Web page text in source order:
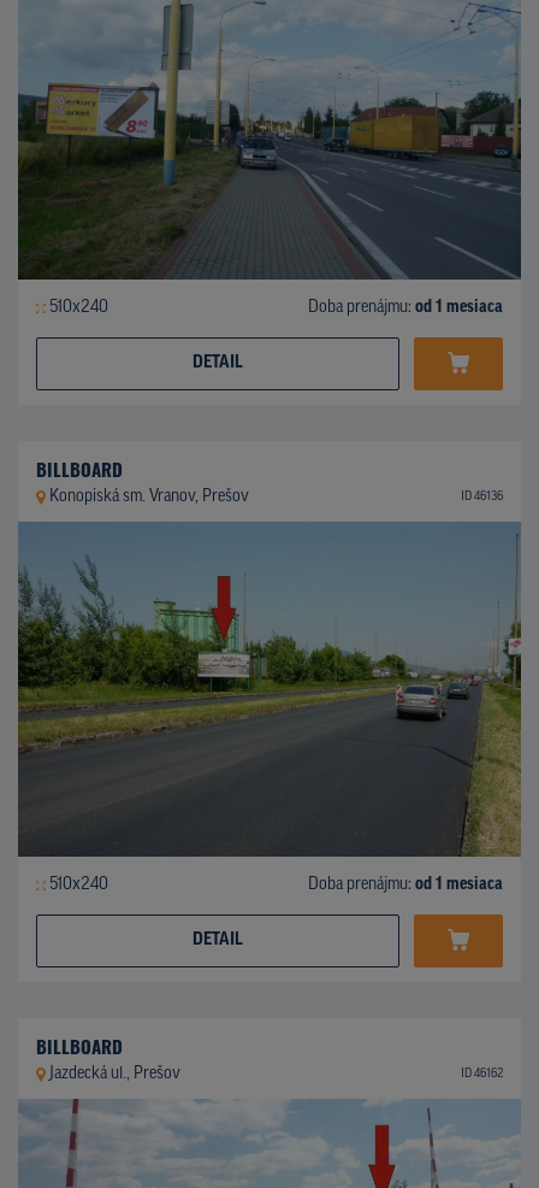
510x240 Doba prenájmu: od 1 mesiaca
DETAIL
BILLBOARD
Konopiská sm. Vranov, Prešov ID 46136
510x240 Doba prenájmu: od 1 mesiaca
DETAIL
BILLBOARD
Jazdecká ul., Prešov ID 46162